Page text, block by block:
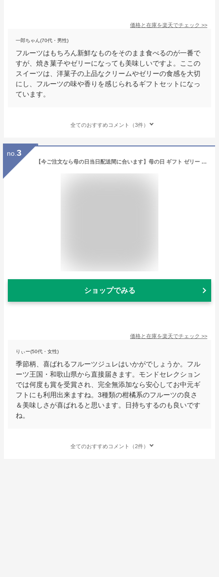
価格と在庫を楽天でチェック >>
一郎ちゃん(70代・男性)
フルーツはもちろん新鮮なものをそのまま食べるのが一番で
すが、焼き菓子やゼリーになっても美味しいですよ。ここの
スイーツは、洋菓子の上品なクリームやゼリーの食感を大切
にし、フルーツの味や香りを感じられるギフトセットになっ
ています。
全てのおすすめコメント（3件）
no. 3
【今ご注文なら母の日当日配送間に合います】母の日 ギフト ゼリー プレゼント 詰め合わせ フルーツゼリー みかんゼリー 洋菓子 スイーツ 90g 5～6個 送料無料 みかんジュレ 誕生日プレゼント 内祝い 結婚祝い 出産祝い 出産内祝い おしゃれ hahanohi
ショップでみる
価格と在庫を楽天でチェック >>
りぃー(50代・女性)
季節柄、喜ばれるフルーツジュレはいかがでしょうか。フル
ーツ王国・和歌山県から直接届きます。モンドセレクション
では何度も賞を受賞され、完全無添加なら安心してお中元ギ
フトにも利用出来ますね。3種類の柑橘系のフルーツの良さ
＆美味しさが喜ばれると思います。日持ちするのも良いです
ね。
全てのおすすめコメント（2件）